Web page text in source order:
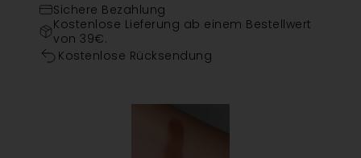
Sichere Bezahlung
Kostenlose Lieferung ab einem Bestellwert
von 39€.
Kostenlose Rücksendung